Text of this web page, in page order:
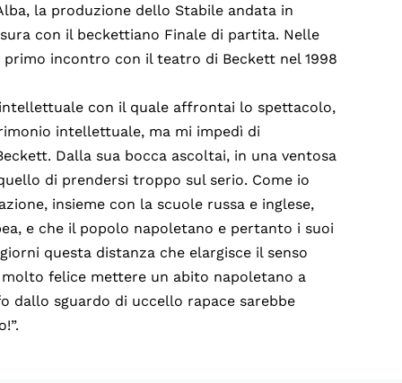
la produzione dello Stabile andata in
con il beckettiano Finale di partita. Nelle
incontro con il teatro di Beckett nel 1998
con il quale affrontai lo spettacolo,
intellettuale, ma mi impedì di
Dalla sua bocca ascoltai, in una ventosa
di prendersi troppo sul serio. Come io
insieme con la scuole russa e inglese,
e che il popolo napoletano e pertanto i suoi
questa distanza che elargisce il senso
felice mettere un abito napoletano a
dallo sguardo di uccello rapace sarebbe